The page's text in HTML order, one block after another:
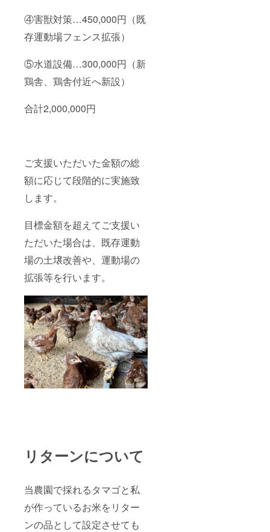
④害獣対策…450,000円（既
存運動場フェンス拡張）
⑤水道設備…300,000円（新
鶏舎、鶏舎付近へ新設）
合計2,000,000円
ご支援いただいた金額の総
額に応じて段階的に実施致
します。
目標金額を超えてご支援い
ただいた場合は、既存運動
場の土壌改善や、運動場の
拡張等を行います。
リターンについて
当農園で採れるタマゴと私
が作っているお米をリター
ンの品として設定させても